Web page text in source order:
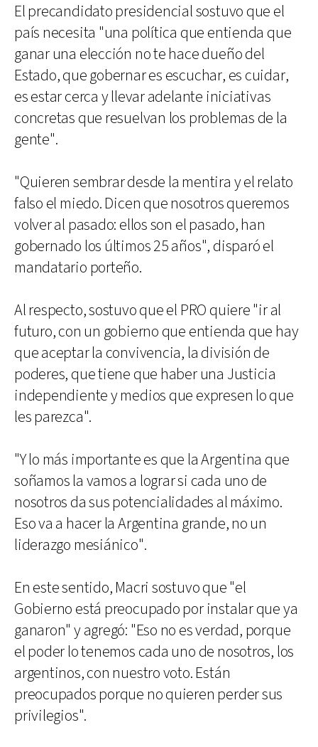
El precandidato presidencial sostuvo que el
país necesita "una política que entienda que
ganar una elección no te hace dueño del
Estado, que gobernar es escuchar, es cuidar,
es estar cerca y llevar adelante iniciativas
concretas que resuelvan los problemas de la
gente".
"Quieren sembrar desde la mentira y el relato
falso el miedo. Dicen que nosotros queremos
volver al pasado: ellos son el pasado, han
gobernado los últimos 25 años", disparó el
mandatario porteño.
Al respecto, sostuvo que el PRO quiere "ir al
futuro, con un gobierno que entienda que hay
que aceptar la convivencia, la división de
poderes, que tiene que haber una Justicia
independiente y medios que expresen lo que
les parezca".
"Y lo más importante es que la Argentina que
soñamos la vamos a lograr si cada uno de
nosotros da sus potencialidades al máximo.
Eso va a hacer la Argentina grande, no un
liderazgo mesiánico".
En este sentido, Macri sostuvo que "el
Gobierno está preocupado por instalar que ya
ganaron" y agregó: "Eso no es verdad, porque
el poder lo tenemos cada uno de nosotros, los
argentinos, con nuestro voto. Están
preocupados porque no quieren perder sus
privilegios".